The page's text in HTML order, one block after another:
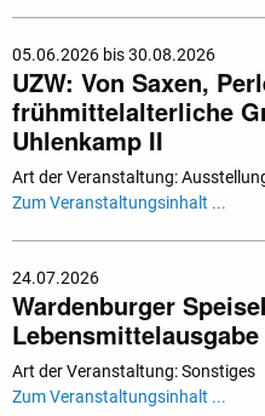
05.06.2026 bis 30.08.2026
UZW: Von Saxen,
frühmittelalterliche
Uhlenkamp II
Art der Veranstaltung:
Zum Veranstaltungsinhalt ...
24.07.2026
Wardenburger
Lebensmittelausgabe
Art der Veranstaltung: Sonstiges
Zum Veranstaltungsinhalt ...